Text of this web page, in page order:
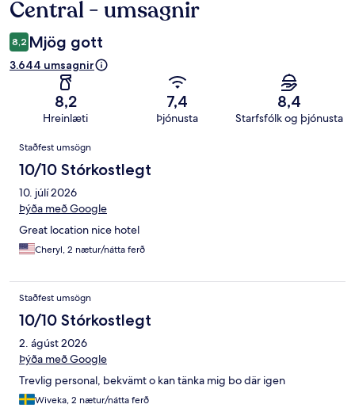
Central - umsagnir
8,2 Mjög gott
3.644 umsagnir
8,2
Hreinlæti
7,4
Þjónusta
8,4
Starfsfólk og þjónusta
Umsagnir
Staðfest umsögn
10/10 Stórkostlegt
10. júlí 2026
Þýða með Google
Great location nice hotel
Cheryl, 2 nætur/nátta ferð
Staðfest umsögn
10/10 Stórkostlegt
2. ágúst 2026
Þýða með Google
Trevlig personal, bekvämt o kan tänka mig bo där igen
Wiveka, 2 nætur/nátta ferð